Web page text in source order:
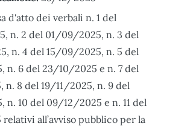
d'atto dei verbali n. 1 del
n. 2 del 01/09/2025, n. 3 del
n. 4 del 15/09/2025, n. 5 del
n. 6 del 23/10/2025 e n. 7 del
n. 8 del 19/11/2025, n. 9 del
n. 10 del 09/12/2025 e n. 11 del
all’avviso pubblico per la